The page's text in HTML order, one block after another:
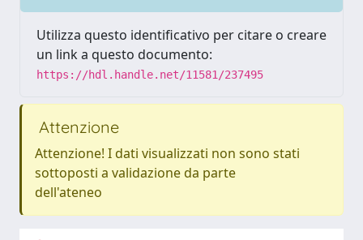
Utilizza questo identificativo per citare o creare
un link a questo documento:
https://hdl.handle.net/11581/237495
Attenzione
Attenzione! I dati visualizzati non sono stati
sottoposti a validazione da parte
dell'ateneo